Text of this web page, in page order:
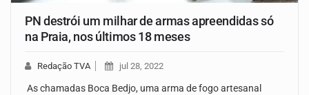
PN destrói um milhar de armas apreendidas só
na Praia, nos últimos 18 meses
Redação TVA jul 28, 2022
As chamadas Boca Bedjo, uma arma de fogo artesanal